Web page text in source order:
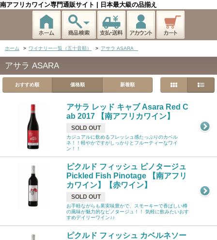
南アフリカワイン専門通販サイト | 日本最大級の品揃え
ホーム > ワイナリー一覧（五十音順） > アサラ ASARA
アサラ ASARA
おすすめ順 価格順 新着順
アサラ レッド キャブ Asara Red C
ab 2017 【南アフリカワイン】
SOLD OUT
カジュアルに飲めるフレッシュ感たっぷりのカベル
ネ！！軽やかですがしっかりとフルーティーなワイ
ン！！
ピクルド フィッシュ ピノタージュ
Pickled Fish Pinotage 【南アフリ
カワイン】【赤ワイン】
SOLD OUT
お手軽ながらも果実味豊かで、スモーキーで香ばしい樽
の風味が魅力的なピノタージュ！！ 気軽に飲みたいおす
すめデイリーワイン♪♪
ピクルド フィッシュ カベルネソー